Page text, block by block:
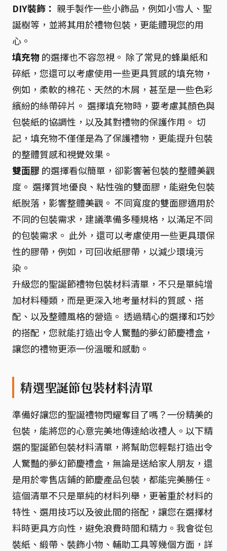
DIY裝飾： 親手製作一些小飾品，例如小雪人、聖
誕樹等，並將其用於禮物包裝，更能體現您的用
心。
填充物的選擇也不容忽視。 除了常見的蜂巢紙和
碎紙，您還可以考慮使用一些更具質感的填充物，
例如，柔軟的棉花、天然的木屑，甚至是一些色彩
繽紛的絲帶碎片。 選擇填充物時，要考慮其顏色與
包裝紙的協調性，以及其對禮物的保護作用。 切
記，填充物不僅僅是為了保護禮物，更能提升包裝
的整體質感和視覺效果。
雙面膠的選擇看似簡單，卻影響著包裝的整體美觀
度。 選擇質地優良、粘性強的雙面膠，能避免包裝
紙脫落，影響整體美觀。 不同寬度的雙面膠適用於
不同的包裝需求，建議準備多種規格，以滿足不同
的包裝需求。 此外，還可以考慮使用一些更具環保
性的膠帶，例如，可回收紙膠帶，以減少環境污
染。
升級您的聖誕節禮物包裝材料清單，不只是單純增
加材料種類，而是更深入地考量材料的質感、搭
配、以及整體風格的營造。 透過精心的選擇和巧妙
的搭配，您就能打造出令人驚豔的夢幻節慶禮盒，
讓您的禮物更添一份溫暖和感動。
精選聖誕節包裝材料清單
準備好讓您的聖誕禮物閃耀奪目了嗎？一份精美的
包裝，能將您的心意完美地傳達給收禮人。以下精
選的聖誕節包裝材料清單，將幫助您輕鬆打造出令
人驚豔的夢幻節慶禮盒，無論是送給家人朋友，還
是用於零售店鋪的節慶產品包裝，都能完美勝任。
這個清單不只是單純的材料列舉，更著重於材料的
特性、選用技巧以及彼此間的搭配，讓您在選擇材
料時更具方向性，避免浪費時間和精力。我會從包
裝紙、緞帶、裝飾小物、輔助工具等幾個方面，詳